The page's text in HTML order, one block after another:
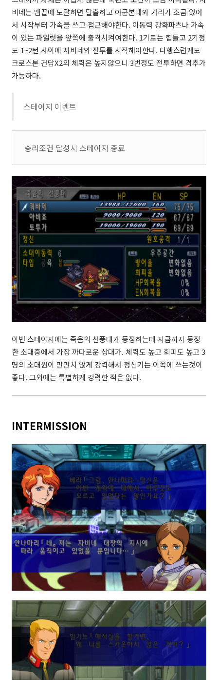
비네는 맵끝에 도달하면 탈출하고 아군본대와 거리가 조금 있어
서 시작부터 가속을 쓰고 접근해야한다. 이동력 강화파츠나 가속
이 있는 파일럿을 앞쪽에 출격시켜여한다. 1기로는 힘들고 2기정
도 1~2턴 사이에 자비네와 전투를 시작해야한다. 다행스럽게도
크로스본 건담X2의 체력은 높지않으니 3번정도 전투하면 격추가
가능하다.
스테이지 이벤트
승리조건 달성시 스테이지 종료
이번 스테이지에는 죽음의 선풍대가 등장하는데 지금까지 등장
한 소대중에서 가장 까다로운 상대가. 체력도 높고 회피도 높고 3
명의 소대원이 만만치 않게 강력해서 정신기는 이쪽에 쓰는것이
좋다. 그외에는 특별하게 강력한 적은 없다.
INTERMISSION